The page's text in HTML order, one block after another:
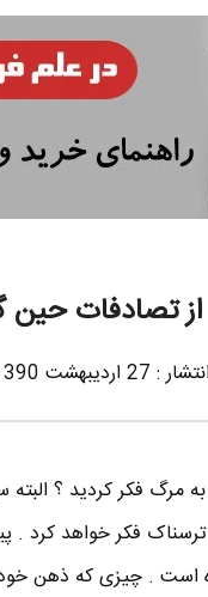
اردیبهشت 1390
فکر خواهد کرد .
است . چیزی که ذهن خود